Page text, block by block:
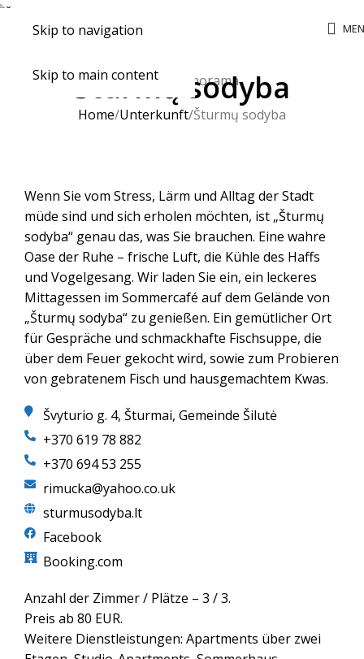
Skip to navigation
Skip to main content
Šturmų sodyba
Home Unterkunft Šturmų sodyba
Wenn Sie vom Stress, Lärm und Alltag der Stadt
müde sind und sich erholen möchten, ist „Šturmų
sodyba“ genau das, was Sie brauchen. Eine wahre
Oase der Ruhe – frische Luft, die Kühle des Haffs
und Vogelgesang. Wir laden Sie ein, ein leckeres
Mittagessen im Sommercafé auf dem Gelände von
„Šturmų sodyba“ zu genießen. Ein gemütlicher Ort
für Gespräche und schmackhafte Fischsuppe, die
über dem Feuer gekocht wird, sowie zum Probieren
von gebratenem Fisch und hausgemachtem Kwas.
Švyturio g. 4, Šturmai, Gemeinde Šilutė
+370 619 78 882
+370 694 53 255
rimucka@yahoo.co.uk
sturmusodyba.lt
Facebook
Booking.com
Anzahl der Zimmer / Plätze – 3 / 3.
Preis ab 80 EUR.
Weitere Dienstleistungen: Apartments über zwei